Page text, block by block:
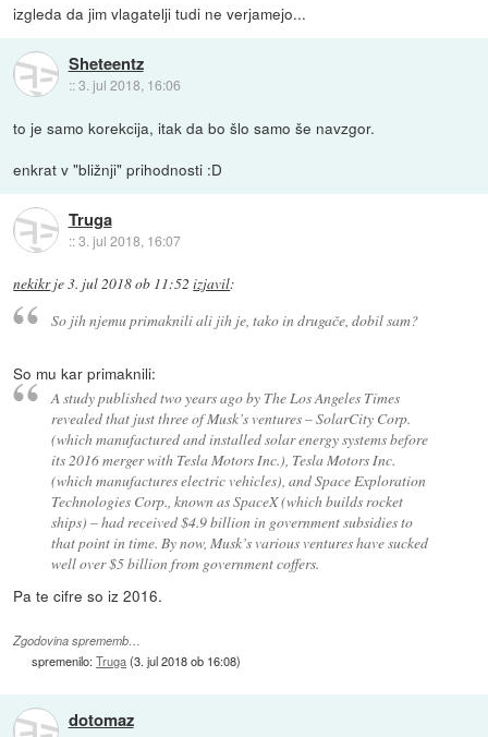
izgleda da jim vlagatelji tudi ne verjamejo...
Sheteentz
::3. jul 2018, 16:06
to je samo korekcija, itak da bo šlo samo še navzgor.
enkrat v "bližnji" prihodnosti :D
Truga
::3. jul 2018, 16:07
nekikrje3. jul 2018 ob 11:52 izjavil:
So jih njemu primaknili ali jih je, tako in drugače, dobil sam?
So mu kar primaknili:
A study published two years ago by The Los Angeles Times
revealed that just three of Musk’s ventures – SolarCity Corp.
(which manufactured and installed solar energy systems before
its 2016 merger with Tesla Motors Inc.), Tesla Motors Inc.
(which manufactures electric vehicles), and Space Exploration
Technologies Corp., known as SpaceX (which builds rocket
ships) – had received $4.9 billion in government subsidies to
that point in time. By now, Musk’s various ventures have sucked
well over $5 billion from government coffers.
Pa te cifre so iz 2016.
Zgodovina sprememb…
spremenilo:Truga(3. jul 2018 ob 16:08)
dotomaz